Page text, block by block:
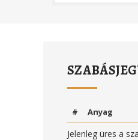
# Anyag
Jelenleg üres a